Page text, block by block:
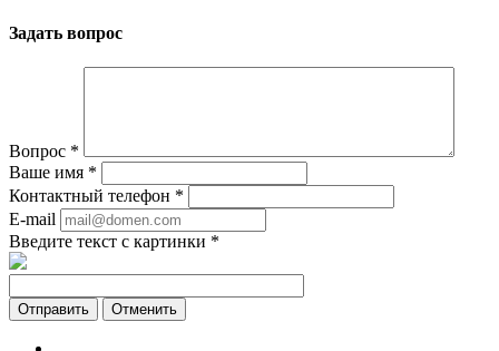
Задать вопрос
Вопрос *
Ваше имя *
Контактный телефон *
E-mail
Введите текст с картинки *
Отменить